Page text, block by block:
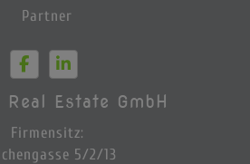
Partner
Estate GmbH
Firmensitz:
5/2/13